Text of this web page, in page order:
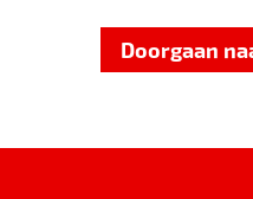
Doorgaan